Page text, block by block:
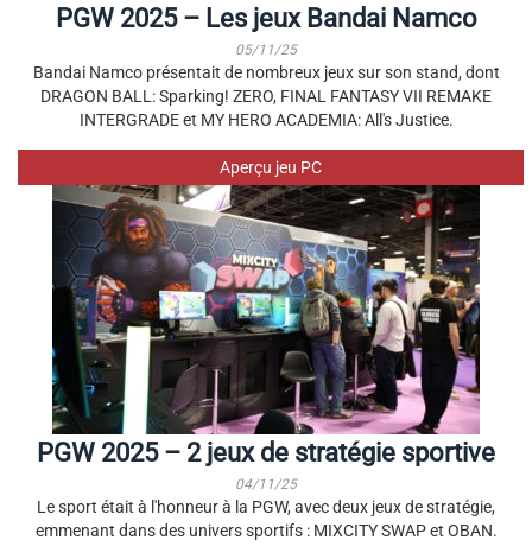
PGW 2025 – Les jeux Bandai Namco
05/11/25
Bandai Namco présentait de nombreux jeux sur son stand, dont
DRAGON BALL: Sparking! ZERO, FINAL FANTASY VII REMAKE
INTERGRADE et MY HERO ACADEMIA: All's Justice.
Aperçu jeu PC
PGW 2025 – 2 jeux de stratégie sportive
04/11/25
Le sport était à l'honneur à la PGW, avec deux jeux de stratégie,
emmenant dans des univers sportifs : MIXCITY SWAP et OBAN.